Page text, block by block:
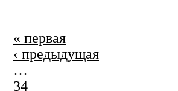
Страницы
« первая
‹ предыдущая
…
34